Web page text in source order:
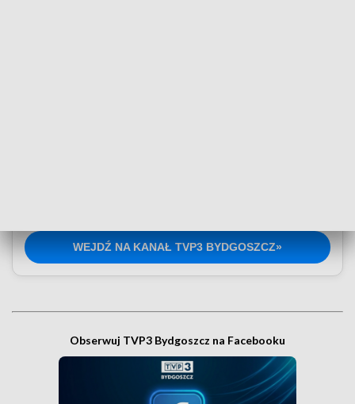
WEJDŹ NA KANAŁ TVP3 BYDGOSZCZ»
Obserwuj TVP3 Bydgoszcz na Facebooku